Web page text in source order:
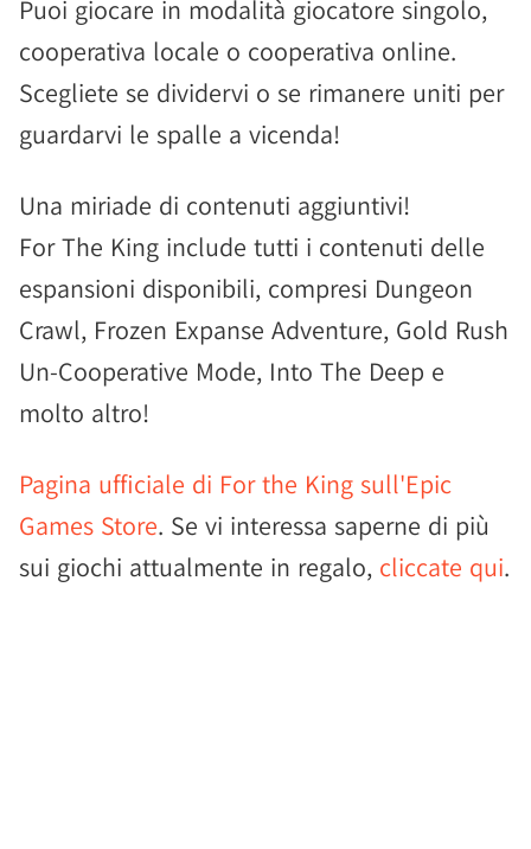
Puoi giocare in modalità giocatore singolo,
cooperativa locale o cooperativa online.
Scegliete se dividervi o se rimanere uniti per
guardarvi le spalle a vicenda!
Una miriade di contenuti aggiuntivi!
For The King include tutti i contenuti delle
espansioni disponibili, compresi Dungeon
Crawl, Frozen Expanse Adventure, Gold Rush
Un-Cooperative Mode, Into The Deep e
molto altro!
Pagina ufficiale di For the King sull'Epic
Games Store. Se vi interessa saperne di più
sui giochi attualmente in regalo, cliccate qui.